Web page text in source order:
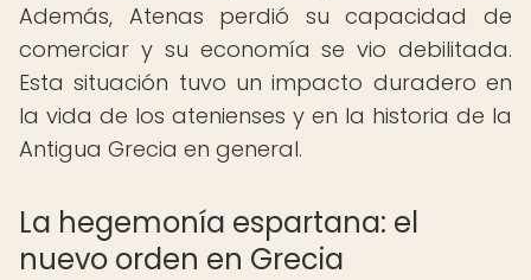
Además, Atenas perdió su capacidad de
comerciar y su economía se vio debilitada.
Esta situación tuvo un impacto duradero en
la vida de los atenienses y en la historia de la
Antigua Grecia en general.
La hegemonía espartana: el
nuevo orden en Grecia